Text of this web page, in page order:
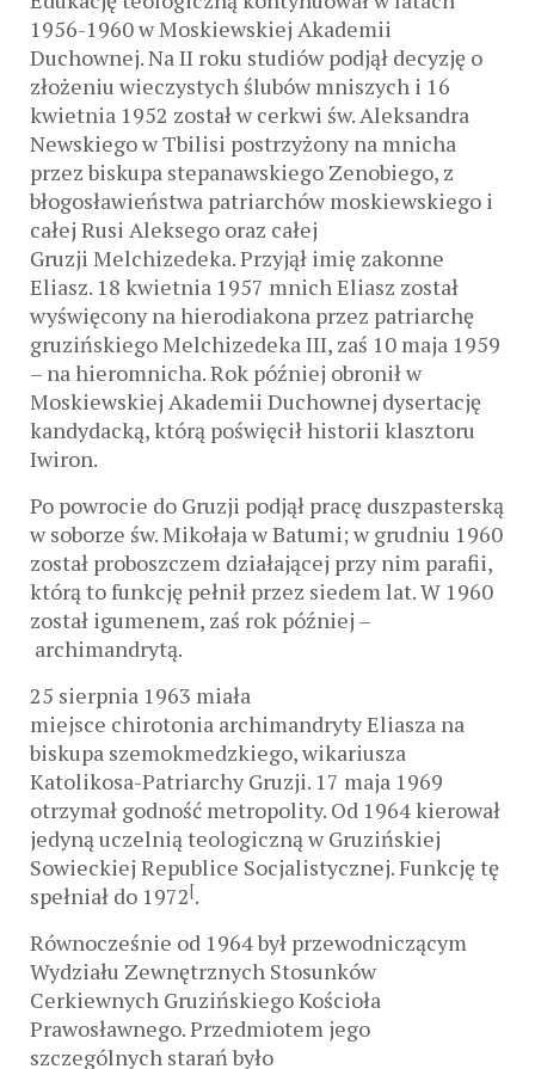
1956-1960 w Moskiewskiej Akademii
Duchownej. Na II roku studiów podjął decyzję o
złożeniu wieczystych ślubów mniszych i 16
kwietnia 1952 został w cerkwi św. Aleksandra
Newskiego w Tbilisi postrzyżony na mnicha
przez biskupa stepanawskiego Zenobiego, z
błogosławieństwa patriarchów moskiewskiego i
całej Rusi Aleksego oraz całej
Gruzji Melchizedeka. Przyjął imię zakonne
Eliasz. 18 kwietnia 1957 mnich Eliasz został
wyświęcony na hierodiakona przez patriarchę
gruzińskiego Melchizedeka III, zaś 10 maja 1959
– na hieromnicha. Rok później obronił w
Moskiewskiej Akademii Duchownej dysertację
kandydacką, którą poświęcił historii klasztoru
Iwiron.
Po powrocie do Gruzji podjął pracę duszpasterską
w soborze św. Mikołaja w Batumi; w grudniu 1960
został proboszczem działającej przy nim parafii,
którą to funkcję pełnił przez siedem lat. W 1960
został igumenem, zaś rok później –
archimandrytą.
25 sierpnia 1963 miała
miejsce chirotonia archimandryty Eliasza na
biskupa szemokmedzkiego, wikariusza
Katolikosa-Patriarchy Gruzji. 17 maja 1969
otrzymał godność metropolity. Od 1964 kierował
jedyną uczelnią teologiczną w Gruzińskiej
Sowieckiej Republice Socjalistycznej. Funkcję tę
spełniał do 1972[.
Równocześnie od 1964 był przewodniczącym
Wydziału Zewnętrznych Stosunków
Cerkiewnych Gruzińskiego Kościoła
Prawosławnego. Przedmiotem jego
szczególnych starań było